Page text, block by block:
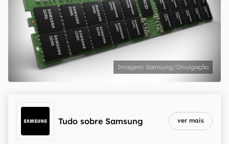
Samsung/Divulgação
Tudo sobre Samsung ver mais